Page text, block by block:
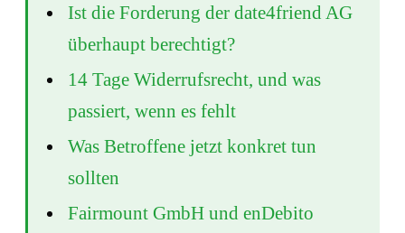
Ist die Forderung der date4friend AG
überhaupt berechtigt?
14 Tage Widerrufsrecht, und was
passiert, wenn es fehlt
Was Betroffene jetzt konkret tun
sollten
Fairmount GmbH und enDebito